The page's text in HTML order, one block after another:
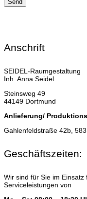
Anschrift
SEIDEL-Raumgestaltung
Inh. Anna Seidel
Steinsweg 49
44149 Dortmund
Anlieferung/
Gahlenfeldstraße 42b,
Geschäftszeiten:
Wir sind für Sie im
Serviceleistungen von